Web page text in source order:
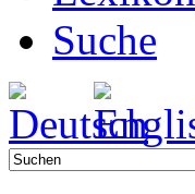
Suche